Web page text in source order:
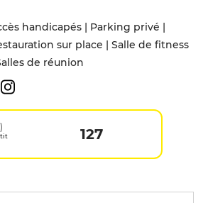
handicapés | Parking privé |
sur place | Salle de fitness
de réunion
127